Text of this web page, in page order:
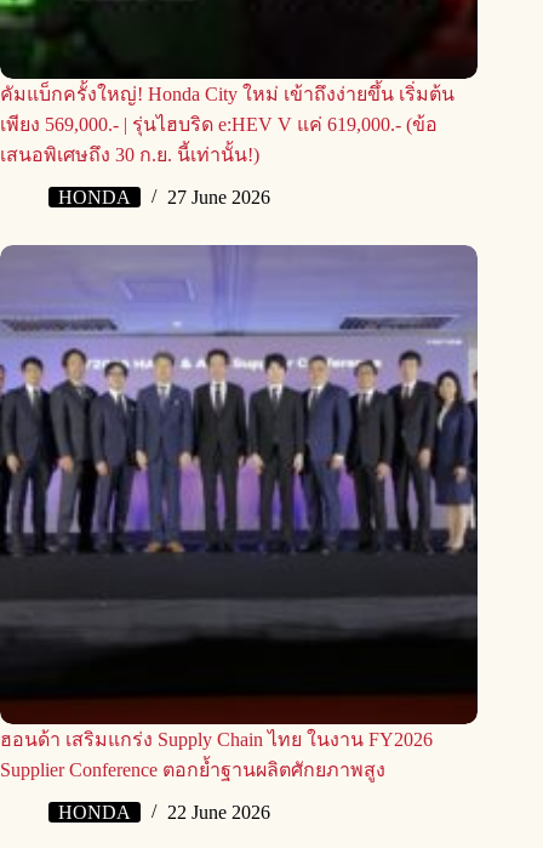
คัมแบ็กครั้งใหญ่! Honda City ใหม่ เข้าถึงง่ายขึ้น เริ่มต้น
เพียง 569,000.- | รุ่นไฮบริด e:HEV V แค่ 619,000.- (ข้อ
เสนอพิเศษถึง 30 ก.ย. นี้เท่านั้น!)
HONDA 27 June 2026
ฮอนด้า เสริมแกร่ง Supply Chain ไทย ในงาน FY2026
Supplier Conference ตอกย้ำฐานผลิตศักยภาพสูง
HONDA 22 June 2026